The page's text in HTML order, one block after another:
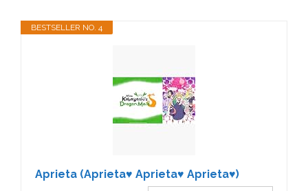
BESTSELLER NO. 4
Aprieta (Aprieta♥ Aprieta♥ Aprieta♥)